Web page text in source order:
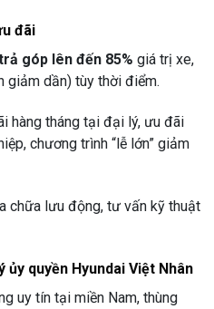
đãi
góp lên đến 85% giá trị xe,
giảm dần) tùy thời điểm.
hàng tháng tại đại lý, ưu đãi
chương trình “lễ lớn” giảm
chữa lưu động, tư vấn kỹ thuật
quyền Hyundai Việt Nhân
uy tín tại miền Nam, thùng